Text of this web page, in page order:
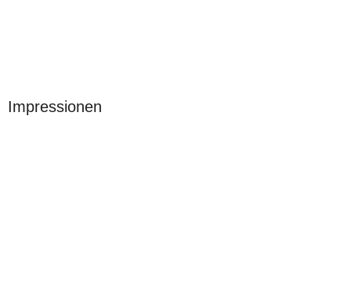
Impressionen